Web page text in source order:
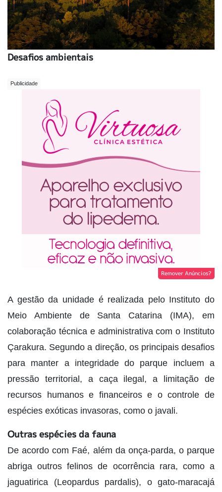
Desafios ambientais
Remover Anúncios?
A gestão da unidade é realizada pelo Instituto do
Meio Ambiente de Santa Catarina (IMA), em
colaboração técnica e administrativa com o Instituto
Çarakura. Segundo a direção, os principais desafios
para manter a integridade do parque incluem a
pressão territorial, a caça ilegal, a limitação de
recursos humanos e financeiros e o controle de
espécies exóticas invasoras, como o javali.
Outras espécies da fauna
De acordo com Faé, além da onça-parda, o parque
abriga outros felinos de ocorrência rara, como a
jaguatirica (Leopardus pardalis), o gato-maracajá